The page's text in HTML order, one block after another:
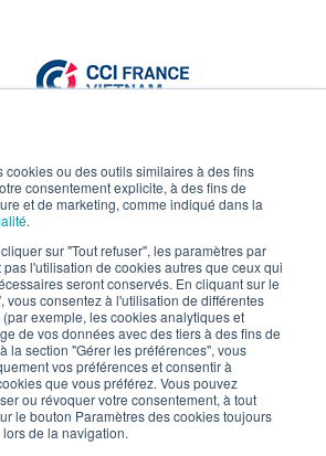
cookies ou des outils similaires à des fins
consentement explicite, à des fins de
et de marketing, comme indiqué dans la
.
sur "Tout refuser", les paramètres par
l'utilisation de cookies autres que ceux qui
seront conservés. En cliquant sur le
vous consentez à l'utilisation de différentes
exemple, les cookies analytiques et
de vos données avec des tiers à des fins de
la section "Gérer les préférences", vous
vos préférences et consentir à
que vous préférez. Vous pouvez
ou révoquer votre consentement, à tout
le bouton Paramètres des cookies toujours
de la navigation.